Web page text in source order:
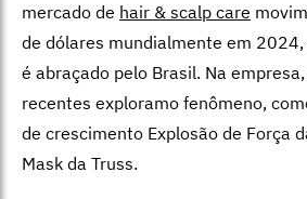
mercado de hair & scalp care
de dólares mundialmente em
é abraçado pelo Brasil. Na
recentes exploramo fenômeno,
de crescimento Explosão de Força
Mask da Truss.